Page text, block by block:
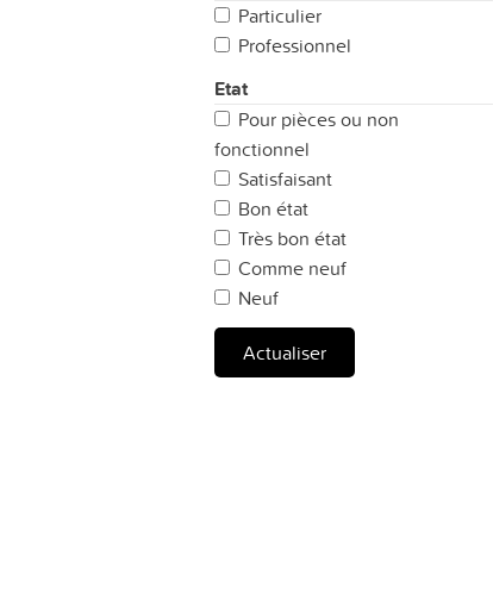
Particulier
Professionnel
Etat
Pour pièces ou non
fonctionnel
Satisfaisant
Bon état
Très bon état
Comme neuf
Neuf
Actualiser